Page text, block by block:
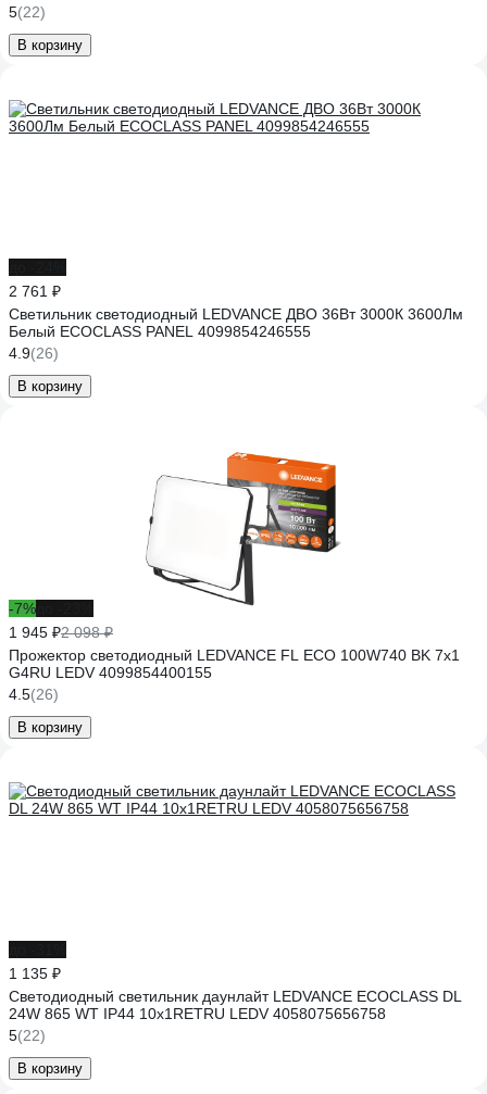
5(22)
В корзину
2 761 ₽
Светильник светодиодный LEDVANCE ДВО 36Вт 3000К 3600Лм
Белый ECOCLASS PANEL 4099854246555
4.9(26)
В корзину
-7%
1 945 ₽2 098 ₽
Прожектор светодиодный LEDVANCE FL ECO 100W740 BK 7x1
G4RU LEDV 4099854400155
4.5(26)
В корзину
1 135 ₽
Светодиодный светильник даунлайт LEDVANCE ECOCLASS DL
24W 865 WT IP44 10x1RETRU LEDV 4058075656758
5(22)
В корзину